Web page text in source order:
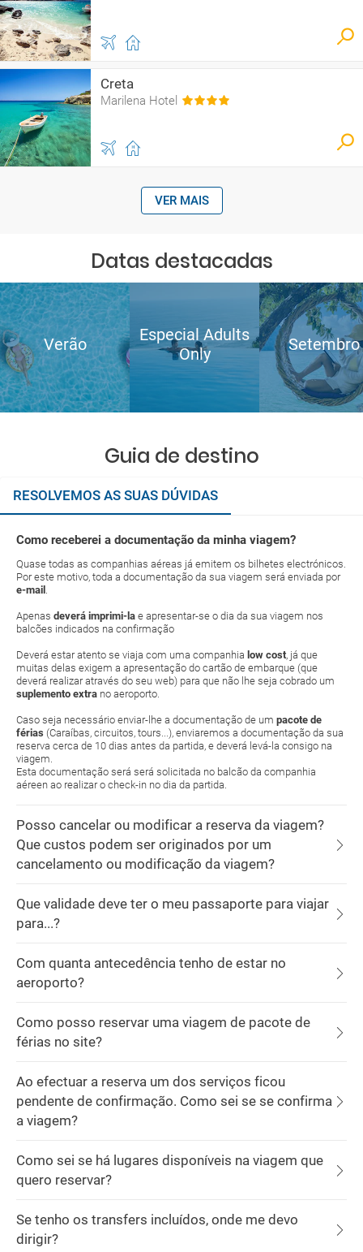
Creta
Marilena Hotel
VER MAIS
Datas destacadas
Verão
Especial Adults
Only
Setembro
Guia de destino
RESOLVEMOS AS SUAS DÚVIDAS
Como receberei a documentação da minha viagem?
Quase todas as companhias aéreas já emitem os bilhetes electrónicos.
Por este motivo, toda a documentação da sua viagem será enviada por
e-mail .
Apenas deverá imprimi-la e apresentar-se o dia da sua viagem nos
balcões indicados na confirmação
Deverá estar atento se viaja com uma companhia low cost, já que
muitas delas exigem a apresentação do cartão de embarque (que
deverá realizar através do seu web) para que não lhe seja cobrado um
suplemento extra no aeroporto.
Caso seja necessário enviar-lhe a documentação de um pacote de
férias (Caraíbas, circuitos, tours...), enviaremos a documentação da sua
reserva cerca de 10 dias antes da partida, e deverá levá-la consigo na
viagem.
Esta documentação será será solicitada no balcão da companhia
aéreen ao realizar o check-in no dia da partida.
Posso cancelar ou modificar a reserva da viagem?
Que custos podem ser originados por um
cancelamento ou modificação da viagem?
Que validade deve ter o meu passaporte para viajar
para...?
Com quanta antecedência tenho de estar no
aeroporto?
Como posso reservar uma viagem de pacote de
férias no site?
Ao efectuar a reserva um dos serviços ficou
pendente de confirmação. Como sei se se confirma
a viagem?
Como sei se há lugares disponíveis na viagem que
quero reservar?
Se tenho os transfers incluídos, onde me devo
dirigir?